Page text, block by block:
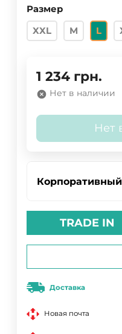
Размер
XXL M L
1 234 грн.
Нет в наличии
Нет
Корпоративный
TRADE IN
Доставка
Новая почта